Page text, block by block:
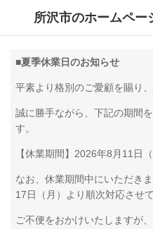
所沢市のホームペー
■夏季休業日のお知らせ
平素より格別のご愛顧を賜り
誠に勝手ながら、下記の期間
す。
【休業期間】2026年8月11日
なお、休業期間中にいただき
17日（月）より順次対応させ
ご不便をおかけいたしますが